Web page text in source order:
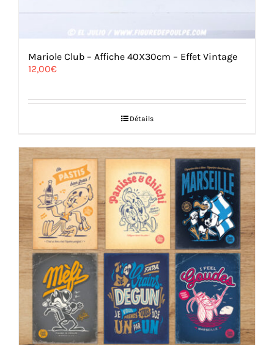
Mariole Club – Affiche 40X30cm – Effet Vintage
12,00€
Détails